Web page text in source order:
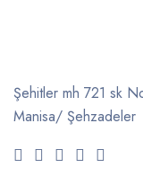
Şehitler mh 721 sk
Manisa/ Şehzadeler